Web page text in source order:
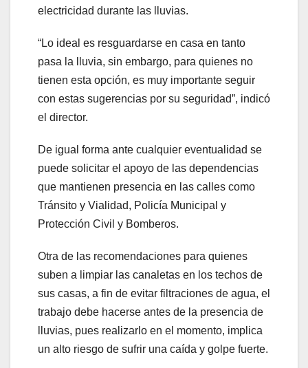
electricidad durante las lluvias.
“Lo ideal es resguardarse en casa en tanto
pasa la lluvia, sin embargo, para quienes no
tienen esta opción, es muy importante seguir
con estas sugerencias por su seguridad”, indicó
el director.
De igual forma ante cualquier eventualidad se
puede solicitar el apoyo de las dependencias
que mantienen presencia en las calles como
Tránsito y Vialidad, Policía Municipal y
Protección Civil y Bomberos.
Otra de las recomendaciones para quienes
suben a limpiar las canaletas en los techos de
sus casas, a fin de evitar filtraciones de agua, el
trabajo debe hacerse antes de la presencia de
lluvias, pues realizarlo en el momento, implica
un alto riesgo de sufrir una caída y golpe fuerte.